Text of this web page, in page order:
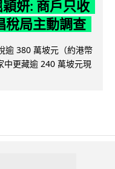
妍: 商戶只收
稅局主動調查
逾 380 萬坡元（約港幣
中更藏逾 240 萬坡元現